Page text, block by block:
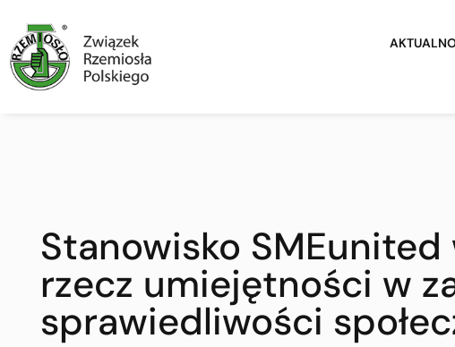
Stanowisko
rzecz umiejętności w
sprawiedliwości